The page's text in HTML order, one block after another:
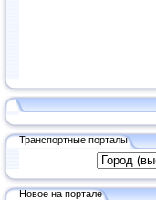
Транспортные порталы
Новое на портале